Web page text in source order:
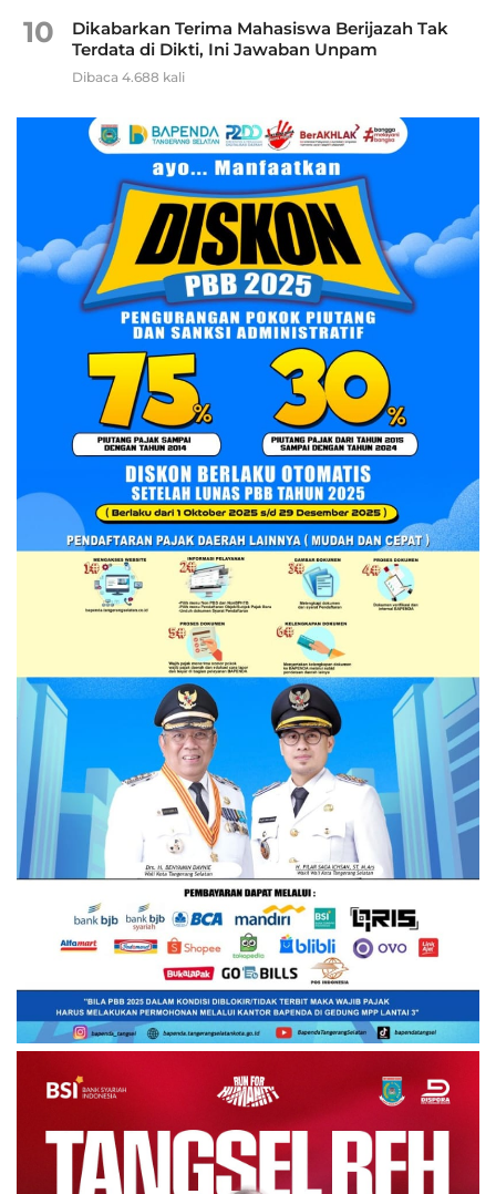
10
Dikabarkan Terima Mahasiswa Berijazah Tak
Terdata di Dikti, Ini Jawaban Unpam
Dibaca 4.688 kali